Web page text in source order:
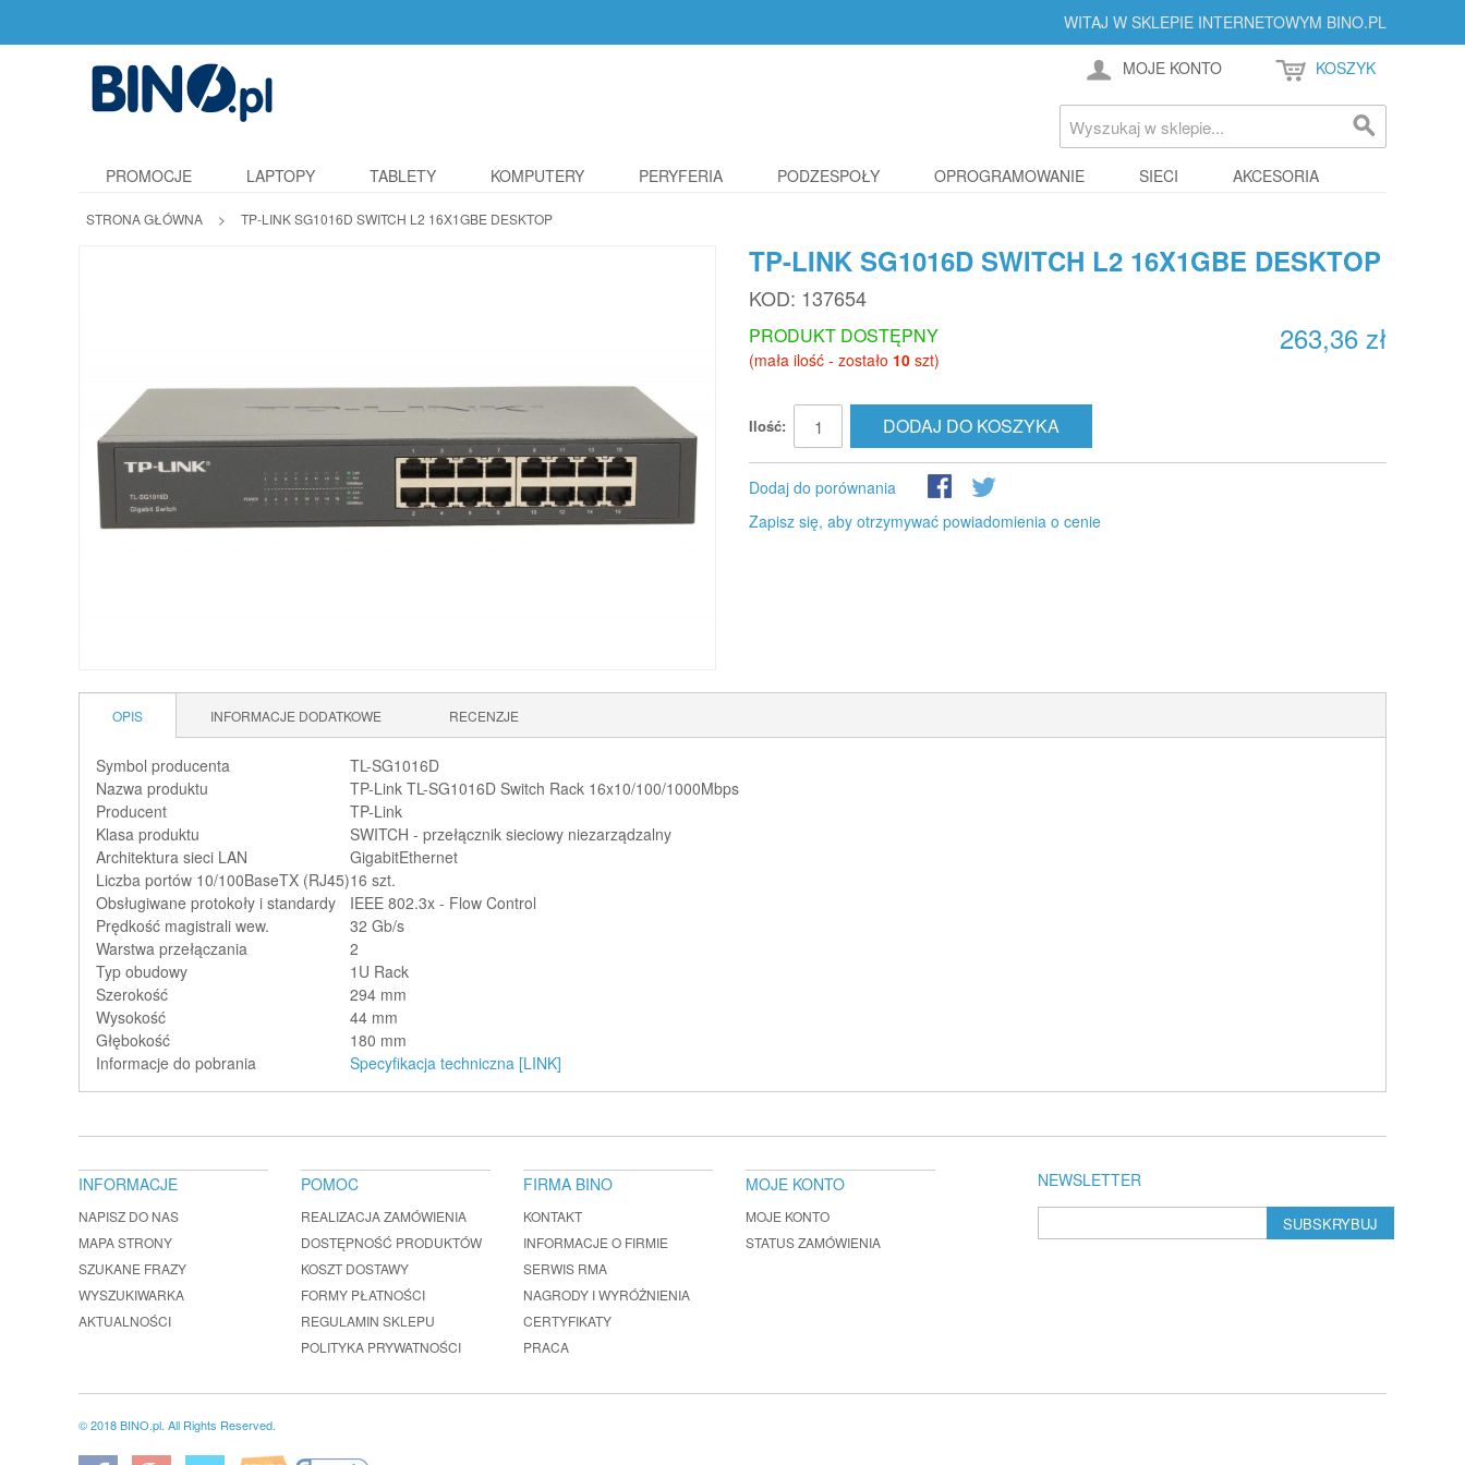
WITAJ W SKLEPIE INTERNETOWYM BINO.PL
MOJE KONTO KOSZYK
PROMOCJE LAPTOPY TABLETY KOMPUTERY PERYFERIA PODZESPOŁY OPROGRAMOWANIE SIECI AKCESORIA
STRONA GŁÓWNA > TP-LINK SG1016D SWITCH L2 16X1GBE DESKTOP
TP-LINK SG1016D SWITCH L2 16X1GBE DESKTOP
KOD: 137654
263,36 zł
PRODUKT DOSTĘPNY
(mała ilość - zostało 10 szt)
Ilość: DODAJ DO KOSZYKA
Dodaj do porównania
Zapisz się, aby otrzymywać powiadomienia o cenie
OPIS INFORMACJE DODATKOWE RECENZJE
Symbol producenta
TL-SG1016D
Nazwa produktu
TP-Link TL-SG1016D Switch Rack 16x10/100/1000Mbps
Producent
TP-Link
Klasa produktu
SWITCH - przełącznik sieciowy niezarządzalny
Architektura sieci LAN
GigabitEthernet
Liczba portów 10/100BaseTX (RJ45)16 szt.
Obsługiwane protokoły i standardy
IEEE 802.3x - Flow Control
Prędkość magistrali wew.
32 Gb/s
Warstwa przełączania
2
Typ obudowy
1U Rack
Szerokość
294 mm
Wysokość
44 mm
Głębokość
180 mm
Informacje do pobrania
Specyfikacja techniczna [LINK]
NEWSLETTER
SUBSKRYBUJ
INFORMACJE
NAPISZ DO NAS
MAPA STRONY
SZUKANE FRAZY
WYSZUKIWARKA
AKTUALNOŚCI
POMOC
REALIZACJA ZAMÓWIENIA
DOSTĘPNOŚĆ PRODUKTÓW
KOSZT DOSTAWY
FORMY PŁATNOŚCI
REGULAMIN SKLEPU
POLITYKA PRYWATNOŚCI
FIRMA BINO
KONTAKT
INFORMACJE O FIRMIE
SERWIS RMA
NAGRODY I WYRÓŻNIENIA
CERTYFIKATY
PRACA
MOJE KONTO
MOJE KONTO
STATUS ZAMÓWIENIA
© 2018 BINO.pl. All Rights Reserved.